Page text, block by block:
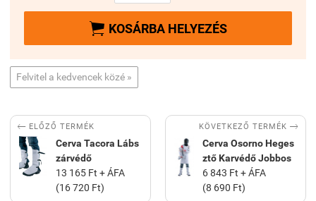
 KOSÁRBA HELYEZÉS
Felvitel a kedvencek közé »
 ELŐZŐ TERMÉK
Cerva Tacora Lábs
zárvédő
13 165 Ft + ÁFA
(16 720 Ft)
KÖVETKEZŐ TERMÉK 
Cerva Osorno Heges
ztő Karvédő Jobbos
6 843 Ft + ÁFA
(8 690 Ft)